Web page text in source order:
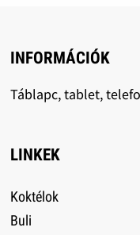
INFORMÁCIÓK
Táblapc, tablet,
LINKEK
Koktélok
Buli